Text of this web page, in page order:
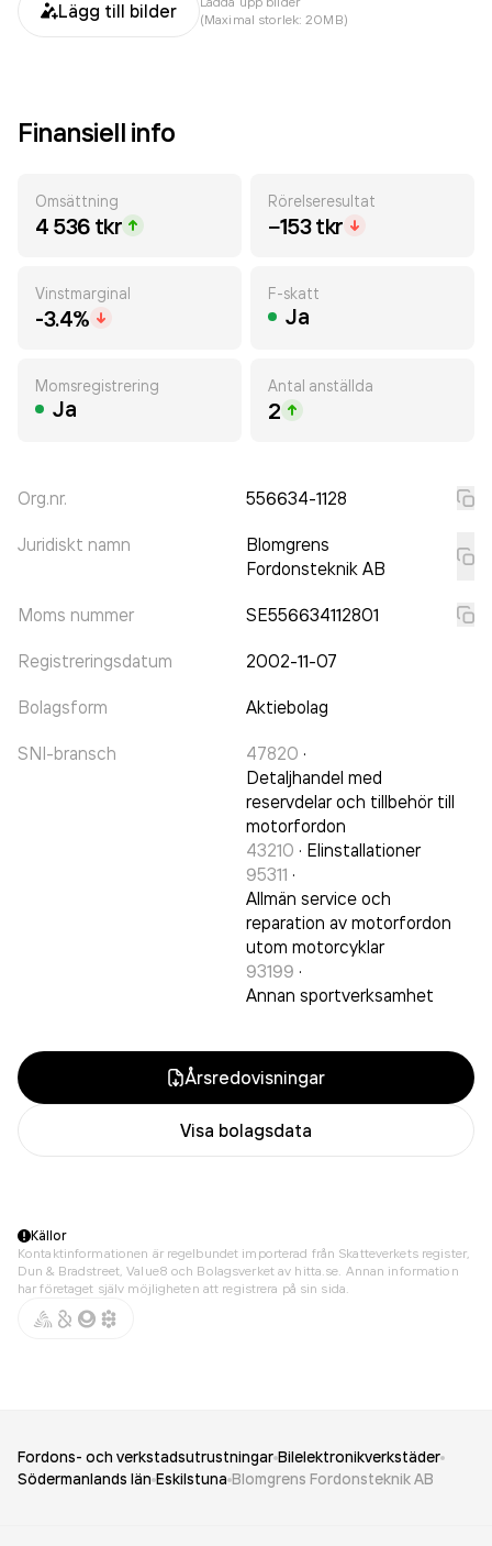
Lägg till bilder
(Maximal storlek: 20MB)
Finansiell info
Omsättning
4 536 tkr
Rörelseresultat
−153 tkr
Vinstmarginal
-3.4%
F-skatt
Ja
Momsregistrering
Ja
Antal anställda
2
Org.nr. 556634-1128
Juridiskt namn
Blomgrens
Fordonsteknik AB
Moms nummer SE556634112801
Registreringsdatum 2002-11-07
Bolagsform Aktiebolag
SNI-bransch 47820 ·
Detaljhandel med
reservdelar och tillbehör till
motorfordon
43210 · Elinstallationer
95311 ·
Allmän service och
reparation av motorfordon
utom motorcyklar
93199 ·
Annan sportverksamhet
Årsredovisningar
Visa bolagsdata
Källor
Kontaktinformationen är regelbundet importerad från Skatteverkets register,
Dun & Bradstreet, Value8 och Bolagsverket av hitta.se. Annan information
har företaget själv möjligheten att registrera på sin sida.
Fordons- och verkstadsutrustningar Bilelektronikverkstäder
Södermanlands län Eskilstuna Blomgrens Fordonsteknik AB